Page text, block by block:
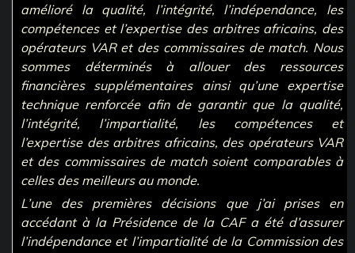
amélioré la qualité, l’intégrité, l’indépendance, les
compétences et l’expertise des arbitres africains, des
opérateurs VAR et des commissaires de match. Nous
sommes déterminés à allouer des ressources
financières supplémentaires ainsi qu’une expertise
technique renforcée afin de garantir que la qualité,
l’intégrité, l’impartialité, les compétences et
l’expertise des arbitres africains, des opérateurs VAR
et des commissaires de match soient comparables à
celles des meilleurs au monde.
L’une des premières décisions que j’ai prises en
accédant à la Présidence de la CAF a été d’assurer
l’indépendance et l’impartialité de la Commission des